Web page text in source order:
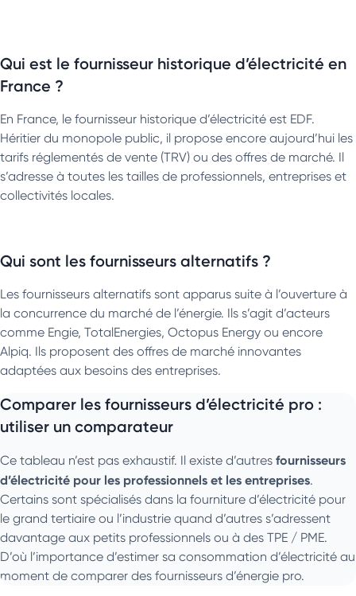
Qui est le fournisseur historique d’électricité en
France ?
En France, le fournisseur historique d’électricité est EDF.
Héritier du monopole public, il propose encore aujourd’hui les
tarifs réglementés de vente (TRV) ou des offres de marché. Il
s’adresse à toutes les tailles de professionnels, entreprises et
collectivités locales.
Qui sont les fournisseurs alternatifs ?
Les fournisseurs alternatifs sont apparus suite à l’ouverture à
la concurrence du marché de l’énergie. Ils s’agit d’acteurs
comme Engie, TotalEnergies, Octopus Energy ou encore
Alpiq. Ils proposent des offres de marché innovantes
adaptées aux besoins des entreprises.
Comparer les fournisseurs d’électricité pro :
utiliser un comparateur
Ce tableau n’est pas exhaustif. Il existe d’autres fournisseurs
d’électricité pour les professionnels et les entreprises.
Certains sont spécialisés dans la fourniture d’électricité pour
le grand tertiaire ou l’industrie quand d’autres s’adressent
davantage aux petits professionnels ou à des TPE / PME.
D’où l’importance d’estimer sa consommation d’électricité au
moment de comparer des fournisseurs d’énergie pro.